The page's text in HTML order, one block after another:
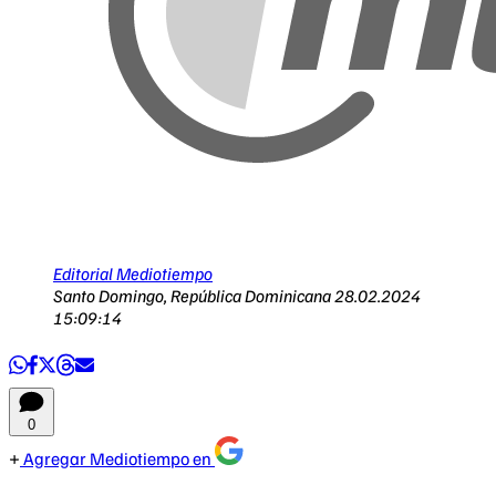
Editorial Mediotiempo
Santo Domingo, República Dominicana28.02.2024
15:09:14
0
Agregar Mediotiempo en